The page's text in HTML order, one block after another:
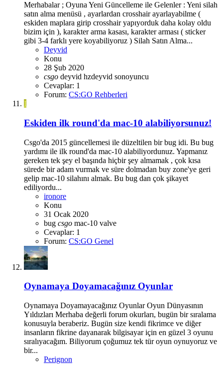
Merhabalar ; Oyuna Yeni Güncelleme ile Gelenler : Yeni silah
satın alma menüsü , ayarlardan crosshair ayarlayabilme (
eskiden maplara girip crosshair yapıyorduk daha kolay oldu
bizim için ), karakter arma kasası, karakter arması ( sticker
gibi 3-4 farklı yere koyabiliyoruz ) Silah Satın Alma...
Deyvid
Konu
28 Şub 2020
csgo deyvid hzdeyvid sonoyuncu
Cevaplar: 1
Forum: CS:GO Rehberleri
I
Eskiden ilk round'da mac-10 alabiliyorsunuz!
Csgo'da 2015 güncellemesi ile düzeltilen bir bug idi. Bu bug
yardımı ile ilk round'da mac-10 alabiliyordunuz. Yapmanız
gereken tek şey el başında hiçbir şey almamak , çok kısa
sürede bir adam vurmak ve süre dolmadan buy zone'ye geri
gelip mac-10 silahını almak. Bu bug dan çok şikayet
ediliyordu...
ironore
Konu
31 Ocak 2020
bug csgo mac-10 valve
Cevaplar: 1
Forum: CS:GO Genel
Oynamaya Doyamacağınız Oyunlar
Oynamaya Doyamayacağınız Oyunlar Oyun Dünyasının
Yıldızları Merhaba değerli forum okurları, bugün bir sıralama
konusuyla beraberiz. Bugün size kendi fikrimce ve diğer
insanların fikrine dayanarak bilgisayar için en güzel 3 oyunu
sıralıyacağım. Biliyorum çoğumuz tek tür oyun oynuyoruz ve
bir...
Perignon